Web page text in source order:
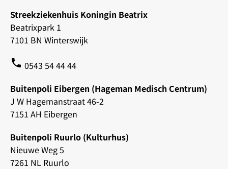
Streekziekenhuis Koningin Beatrix
Beatrixpark 1
7101 BN Winterswijk
phone 0543 54 44 44
Buitenpoli Eibergen (Hageman Medisch Centrum)
J W Hagemanstraat 46-2
7151 AH Eibergen
Buitenpoli Ruurlo (Kulturhus)
Nieuwe Weg 5
7261 NL Ruurlo